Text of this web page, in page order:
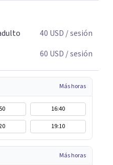
40 USD / sesión
60 USD / sesión
Más horas
16:40
19:10
Más horas